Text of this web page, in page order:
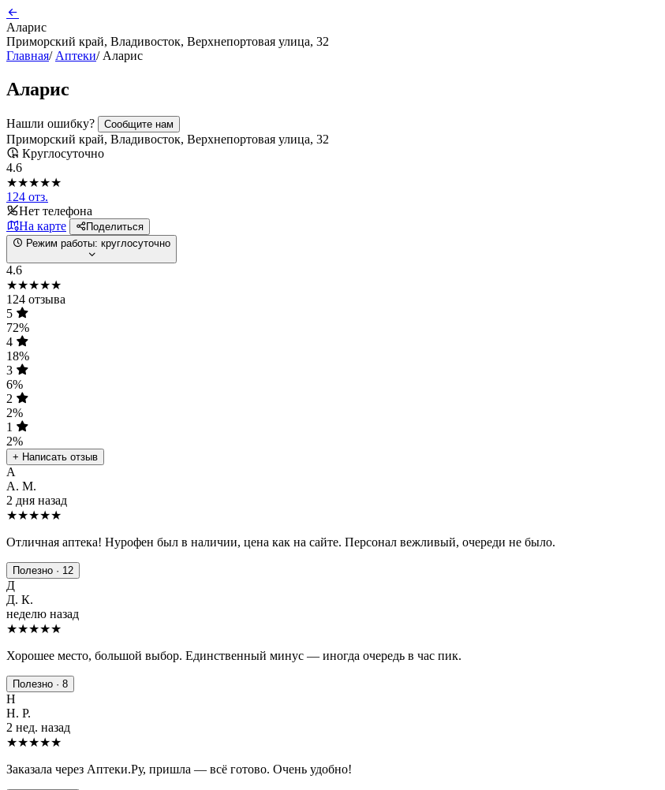
Аларис
Приморский край, Владивосток, Верхнепортовая улица, 32
Главная/ Аптеки/ Аларис
Аларис
Нашли ошибку? Сообщите нам
Приморский край, Владивосток, Верхнепортовая улица, 32
Круглосуточно
4.6
★★★★★
124 отз.
Нет телефона
На карте
Поделиться
Режим работы: круглосуточно
4.6
★★★★★
124 отзыва
5
72%
4
18%
3
6%
2
2%
1
2%
+ Написать отзыв
А
А. М.
2 дня назад
★★★★★
Отличная аптека! Нурофен был в наличии, цена как на сайте. Персонал вежливый, очереди не было.
Полезно · 12
Д
Д. К.
неделю назад
★★★★★
Хорошее место, большой выбор. Единственный минус — иногда очередь в час пик.
Полезно · 8
Н
Н. Р.
2 нед. назад
★★★★★
Заказала через Аптеки.Ру, пришла — всё готово. Очень удобно!